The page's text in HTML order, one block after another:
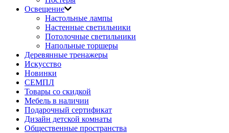
Освещение
Настольные лампы
Настенные светильники
Потолочные светильники
Напольные торшеры
Деревянные тренажеры
Искусство
Новинки
СЕМПЛ
Товары со скидкой
Мебель в наличии
Подарочный сертификат
Дизайн детской комнаты
Общественные пространства